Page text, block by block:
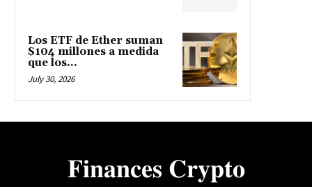
Los ETF de Ether suman
$104 millones a medida
que los...
July 30, 2026
𝐅𝐢𝐧𝐚𝐧𝐜𝐞𝐬 𝐂𝐫𝐲𝐩𝐭𝐨